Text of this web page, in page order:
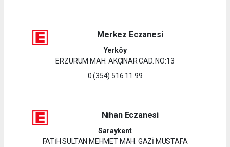
Merkez Eczanesi
Yerköy
ERZURUM MAH. AKÇINAR CAD. NO:13
0 (354) 516 11 99
Nihan Eczanesi
Saraykent
FATİH SULTAN MEHMET MAH. GAZİ MUSTAFA